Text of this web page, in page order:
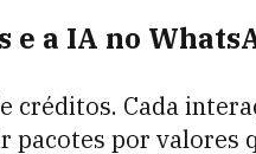
e a IA no
créditos. Cada
por valores